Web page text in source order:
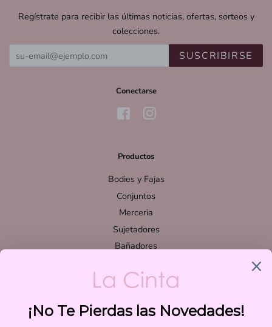
Regístrate para recibir las últimas noticias, ofertas, sorteos y
colecciones.
SUSCRIBIRSE
Conectarse
Facebook
Productos
Bodies y Fajas
Conjuntos
Merceria
Sujetadores
Bañadores
FINANCIADO POR LA UNIÓN EUROPEA CON EL